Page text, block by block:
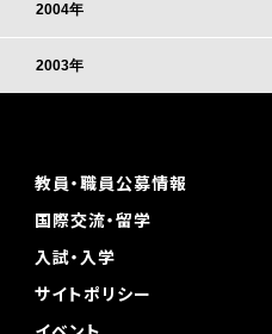
2004年
2003年
教員・職員公募情報
国際交流・留学
入試・入学
サイトポリシー